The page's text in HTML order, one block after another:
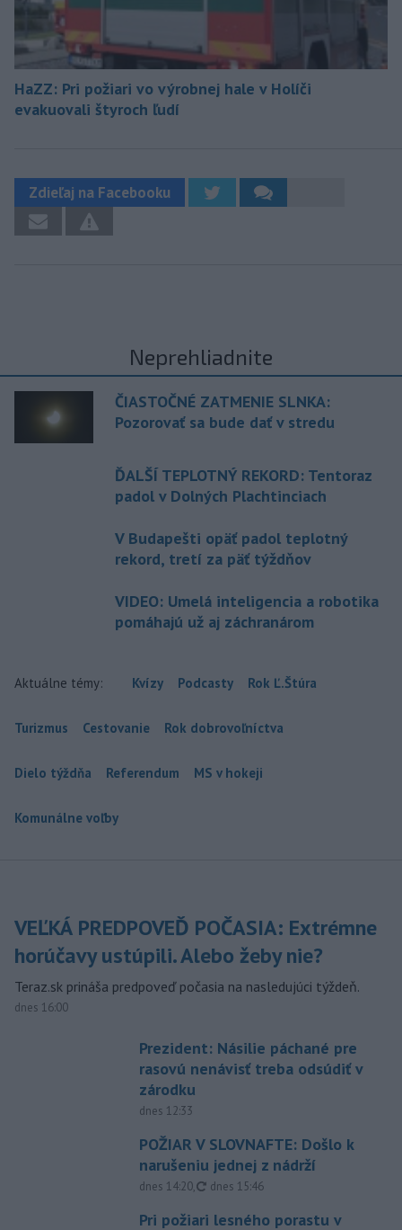
HaZZ: Pri požiari vo výrobnej hale v Holíči
evakuovali štyroch ľudí
Zdieľaj na Facebooku
Neprehliadnite
ČIASTOČNÉ ZATMENIE SLNKA:
Pozorovať sa bude dať v stredu
ĎALŠÍ TEPLOTNÝ REKORD: Tentoraz
padol v Dolných Plachtinciach
V Budapešti opäť padol teplotný
rekord, tretí za päť týždňov
VIDEO: Umelá inteligencia a robotika
pomáhajú už aj záchranárom
Aktuálne témy: Kvízy Podcasty Rok Ľ.Štúra
Turizmus Cestovanie Rok dobrovoľníctva
Dielo týždňa Referendum MS v hokeji
Komunálne voľby
VEĽKÁ PREDPOVEĎ POČASIA: Extrémne
horúčavy ustúpili. Alebo žeby nie?
Teraz.sk prináša predpoveď počasia na nasledujúci týždeň.
dnes 16:00
Prezident: Násilie páchané pre
rasovú nenávisť treba odsúdiť v
zárodku
dnes 12:33
POŽIAR V SLOVNAFTE: Došlo k
narušeniu jednej z nádrží
dnes 14:20, aktualizované
dnes 15:46
Pri požiari lesného porastu v